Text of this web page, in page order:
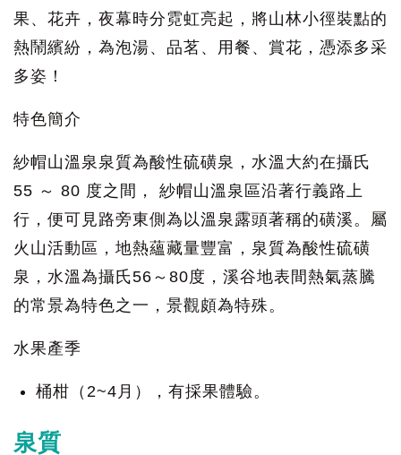
果、花卉，夜幕時分霓虹亮起，將山林小徑裝點的
熱鬧繽紛，為泡湯、品茗、用餐、賞花，憑添多采
多姿！
特色簡介
紗帽山溫泉泉質為酸性硫磺泉，水溫大約在攝氏
55 ～ 80 度之間， 紗帽山溫泉區沿著行義路上
行，便可見路旁東側為以溫泉露頭著稱的磺溪。屬
火山活動區，地熱蘊藏量豐富，泉質為酸性硫磺
泉，水溫為攝氏56～80度，溪谷地表間熱氣蒸騰
的常景為特色之一，景觀頗為特殊。
水果產季
桶柑（2~4月），有採果體驗。
泉質